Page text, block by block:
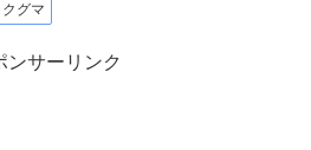
グマ
ンサーリンク